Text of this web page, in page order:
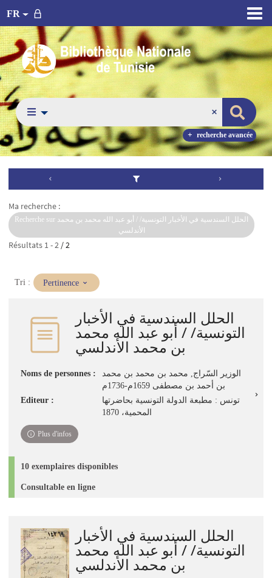
FR
recherche avancée
Ma recherche :
Recherche sur الحلل السندسية في الأخبار التونسية/ / أبو عبد الله محمد بن محمد
الأندلسي
Résultats 1 -2 / 2
Tri : (Mise
immédiate)
Pertinence
الحلل السندسية في الأخبار
التونسية/ / أبو عبد الله محمد
بن محمد الأندلسي
Noms de personnes :
الوزير السّراج, محمد بن محمد بن محمد
بن أحمد بن مصطفى 1659م-1736م
Editeur :
تونس : مطبعة الدولة التونسية بحاضرتها
المحمية، 1870
Plus d'infos
10 exemplaires disponibles
Consultable en ligne
الحلل السندسية في الأخبار
التونسية/ / أبو عبد الله محمد
بن محمد الأندلسي